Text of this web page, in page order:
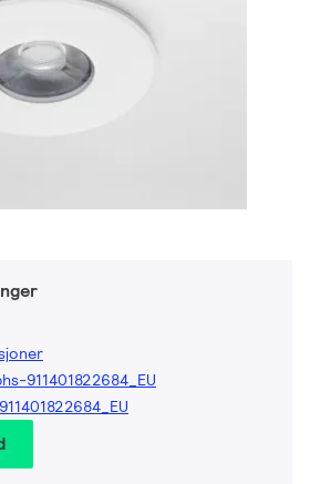
911401822684_EU